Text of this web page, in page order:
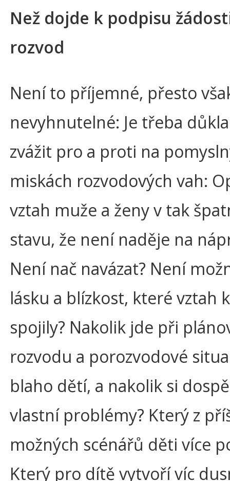
Než dojde k podpisu
rozvod
Není to příjemné, přesto
nevyhnutelné: Je třeba
zvážit pro a proti na
miskách rozvodových vah:
vztah muže a ženy v tak
stavu, že není naděje na
Není nač navázat? Není
lásku a blízkost, které vztah
spojily? Nakolik jde při
rozvodu a porozvodové
blaho dětí, a nakolik si
vlastní problémy? Který z
možných scénářů děti více
Který pro dítě vytvoří víc